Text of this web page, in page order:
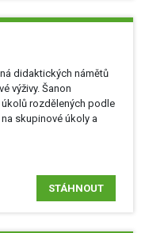
didaktických námětů
výživy. Šanon
rozdělených podle
skupinové úkoly a
STÁHNOUT